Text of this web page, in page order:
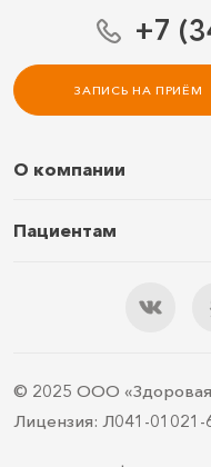
+7
ЗАПИСЬ НА ПРИЁМ
О компании
Услуги и цены
Контакты
Пациентам
Подарочный
Правила подготовки
ДМС
© 2025 ООО «Здоровая
Лицензия: Л041-